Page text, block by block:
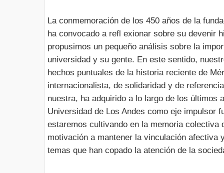
La conmemoración de los 450 años de la
ha convocado a refl exionar sobre su devenir
propusimos un pequeño análisis sobre la
universidad y su gente. En este sentido,
hechos puntuales de la historia reciente de
internacionalista, de solidaridad y de
nuestra, ha adquirido a lo largo de los últimos
Universidad de Los Andes como eje impulsor
estaremos cultivando en la memoria colectiva
motivación a mantener la vinculación afectiva
temas que han copado la atención de la